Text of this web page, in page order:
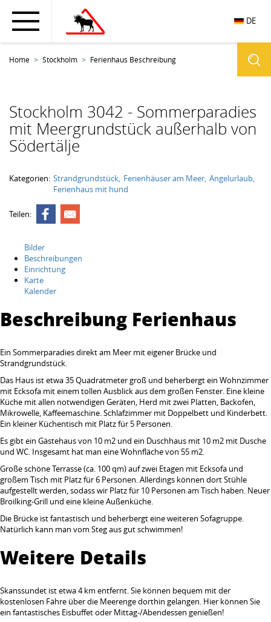
DE
Home Stockholm Ferienhaus Beschreibung
Stockholm 3042 - Sommerparadies
mit Meergrundstück außerhalb von
Södertälje
Kategorien: Strandgrundstück Ferienhäuser am Meer Angelurlaub
Ferienhaus mit hund
Teilen:
Bilder
Beschreibungen
Einrichtung
Karte
Kalender
Beschreibung Ferienhaus
Ein Sommerparadies direkt am Meer mit eigener Brücke und
Strandgrundstück.
Das Haus ist etwa 35 Quadratmeter groß und beherbergt ein Wohnzimmer
mit Ecksofa mit einem tollen Ausblick aus dem großen Fenster. Eine kleine
Küche mit allen notwendigen Geräten, Herd mit zwei Platten, Backofen,
Mikrowelle, Kaffeemaschine. Schlafzimmer mit Doppelbett und Kinderbett.
Ein kleiner Küchentisch mit Platz für 5 Personen.
Es gibt ein Gästehaus von 10 m2 und ein Duschhaus mit 10 m2 mit Dusche
und WC. Insgesamt hat man eine Wohnfläche von 55 m2.
Große schöne Terrasse (ca. 100 qm) auf zwei Etagen mit Ecksofa und
großem Tisch mit Platz für 6 Personen. Allerdings können dort Stühle
aufgestellt werden, sodass wir Platz für 10 Personen am Tisch haben. Neuer
Broilking-Grill und eine kleine Außenküche.
Die Brücke ist fantastisch und beherbergt eine weiteren Sofagruppe.
Natürlich kann man vom Steg aus gut schwimmen!
Weitere Details
Skanssundet ist etwa 4 km entfernt. Sie können bequem mit der
kostenlosen Fähre über die Meerenge dorthin gelangen. Hier können Sie
ein fantastisches Eisbuffet oder Mittag-/Abendessen genießen!